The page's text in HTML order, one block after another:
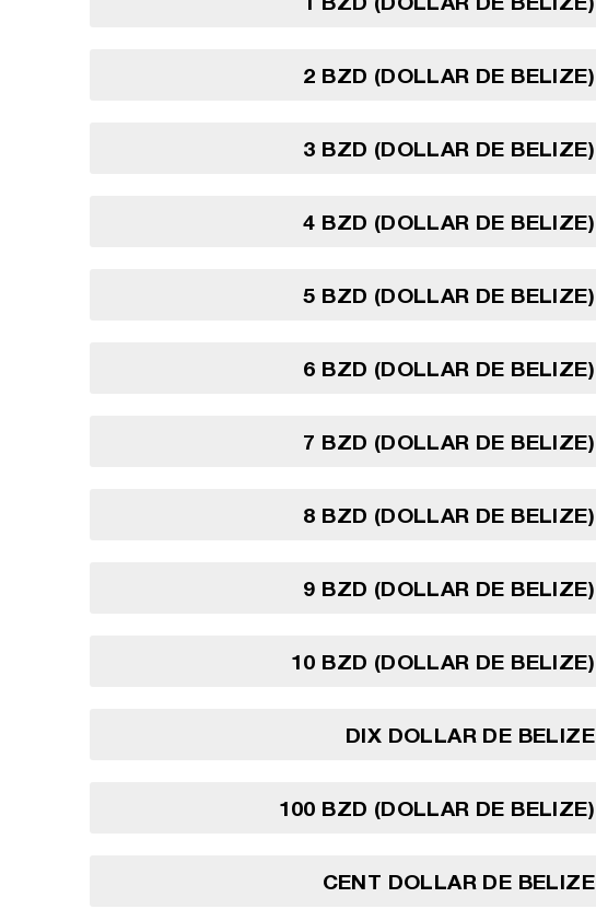
2 BZD (DOLLAR DE BELIZE)
3 BZD (DOLLAR DE BELIZE)
4 BZD (DOLLAR DE BELIZE)
5 BZD (DOLLAR DE BELIZE)
6 BZD (DOLLAR DE BELIZE)
7 BZD (DOLLAR DE BELIZE)
8 BZD (DOLLAR DE BELIZE)
9 BZD (DOLLAR DE BELIZE)
10 BZD (DOLLAR DE BELIZE)
DIX DOLLAR DE BELIZE
100 BZD (DOLLAR DE BELIZE)
CENT DOLLAR DE BELIZE